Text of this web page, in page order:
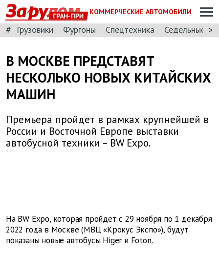
ГРАН-ПРИ
КОММЕРЧЕСКИЕ АВТОМОБИЛИ
# Грузовики Фургоны Спецтехника Седельные >
В МОСКВЕ ПРЕДСТАВЯТ
НЕСКОЛЬКО НОВЫХ КИТАЙСКИХ
МАШИН
Премьера пройдет в рамках крупнейшей в
России и Восточной Европе выставки
автобусной техники – BW Expo.
На BW Expo, которая пройдет с 29 ноября по 1 декабря
2022 года в Москве (МВЦ «Крокус Экспо»), будут
показаны новые автобусы Higer и Foton.